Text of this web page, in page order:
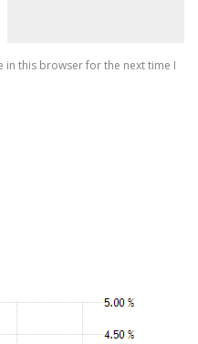
in this browser for the next time I